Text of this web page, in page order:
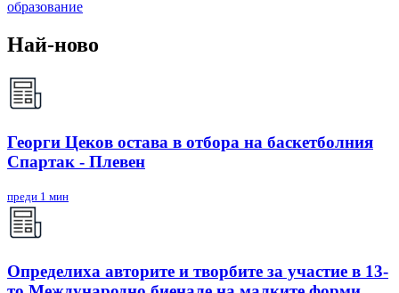
образование
Най-ново
Георги Цеков остава в отбора на баскетболния
Спартак - Плевен
преди 1 мин
Определиха авторите и творбите за участие в 13-